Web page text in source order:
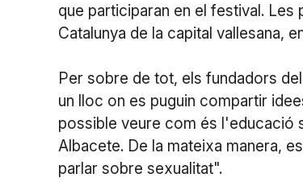
que participaran en el festival.
Catalunya de la capital vallesana,
Per sobre de tot, els fundadors
un lloc on es puguin compartir
possible veure com és l'educació
Albacete. De la mateixa manera,
parlar sobre sexualitat".